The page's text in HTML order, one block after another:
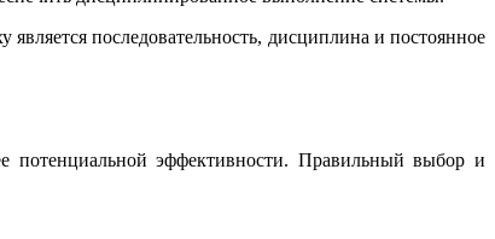
последовательность, дисциплина и постоянное
потенциальной эффективности. Правильный выбор и